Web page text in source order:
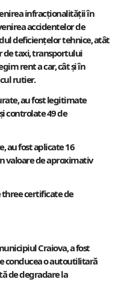
infracționalității în
accidentelor de
deficiențelor tehnice, atât
de taxi, transportului
rent a car, cât și în
rutier.
au fost legitimate
controlate 49 de
au fost aplicate 16
valoare de aproximativ
three certificate de
Craiova, a fost
conducea o autoutilitară
de degradare la